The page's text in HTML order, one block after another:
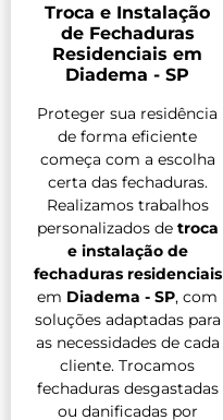
Troca e Instalação
de Fechaduras
Residenciais em
Diadema - SP
Proteger sua residência
de forma eficiente
começa com a escolha
certa das fechaduras.
Realizamos trabalhos
personalizados de troca
e instalação de
fechaduras residenciais
em Diadema - SP, com
soluções adaptadas para
as necessidades de cada
cliente. Trocamos
fechaduras desgastadas
ou danificadas por